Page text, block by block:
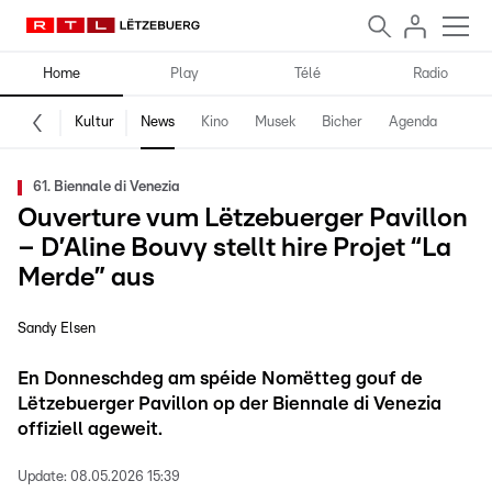
Home Play Télé Radio
Kultur News Kino Musek Bicher Agenda
61. Biennale di Venezia
Ouverture vum Lëtzebuerger Pavillon
– D’Aline Bouvy stellt hire Projet “La
Merde” aus
Sandy Elsen
En Donneschdeg am spéide Nomëtteg gouf de
Lëtzebuerger Pavillon op der Biennale di Venezia
offiziell ageweit.
Update: 08.05.2026 15:39